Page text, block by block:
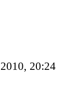
20:24